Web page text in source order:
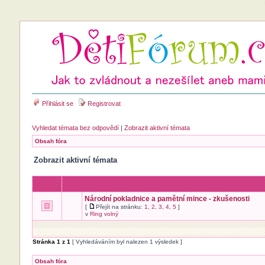
Přihlásit se Registrovat
Vyhledat témata bez odpovědí| Zobrazit aktivní témata
Obsah fóra
Zobrazit aktivní témata
Národní pokladnice a pamětní mince - zkušenosti
[ Přejít na stránku: 1 2 3 4, 5 ]
v Ring volný
Stránka 1 z 1 [ Vyhledáváním byl nalezen 1 výsledek ]
Obsah fóra